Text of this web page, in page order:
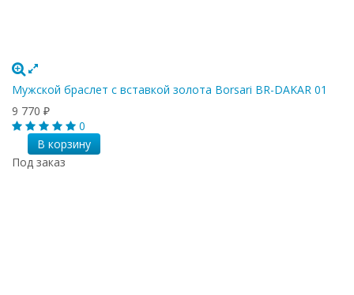
Мужской браслет с вставкой золота Borsari BR-DAKAR 01
9 770 ₽
0
В корзину
Под заказ